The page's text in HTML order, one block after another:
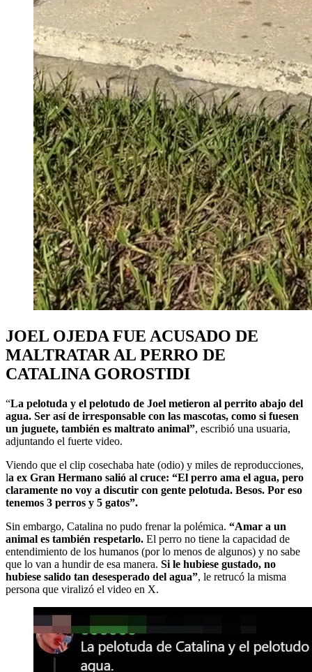
JOEL OJEDA FUE ACUSADO DE
MALTRATAR AL PERRO DE
CATALINA GOROSTIDI
“La pelotuda y el pelotudo de Joel metieron al perrito abajo del
agua. Ser así de irresponsable con las mascotas, como si fuesen
un juguete, también es maltrato animal”, escribió una usuaria,
adjuntando el fuerte video.
Viendo que el clip cosechaba hate (odio) y miles de reproducciones,
la ex Gran Hermano salió al cruce: “El perro ama el agua, pero
claramente no voy a discutir con gente pelotuda. Besos. Por eso
tenemos 3 perros y 5 gatos”.
Sin embargo, Catalina no pudo frenar la polémica. “Amar a un
animal es también respetarlo. El perro no tiene la capacidad de
entendimiento de los humanos (por lo menos de algunos) y no sabe
que lo van a hundir de esa manera. Si le hubiese gustado, no
hubiese salido tan desesperado del agua”, le retrucó la misma
persona que viralizó el video en X.